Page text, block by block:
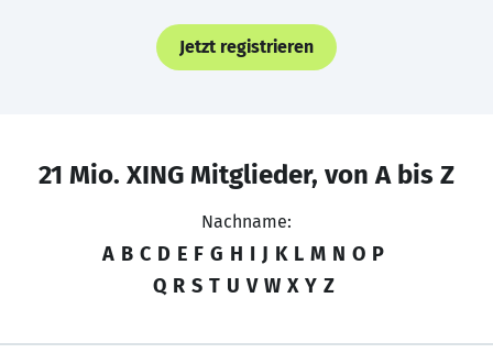
Jetzt registrieren
21 Mio. XING Mitglieder, von A bis Z
Nachname:
A B C D E F G H I J K L M N O P
Q R S T U V W X Y Z